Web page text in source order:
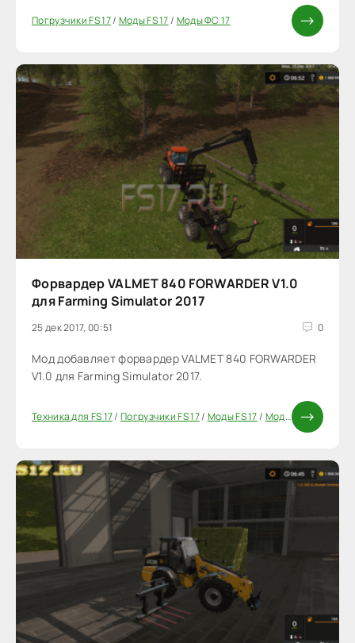
Погрузчики FS 17/ Моды FS 17/ Моды ФС 17
Форвардер VALMET 840 FORWARDER V1.0
для Farming Simulator 2017
25 дек 2017, 00:51 0
Мод добавляет форвардер VALMET 840 FORWARDER
V1.0 для Farming Simulator 2017.
Техника для FS 17/Погрузчики FS 17/ Моды FS 17/ Моды ФС 17